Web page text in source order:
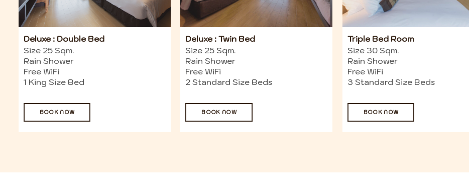
Deluxe : Double Bed
Size 25 Sqm.
Rain Shower
Free WiFi
1 King Size Bed
BOOK NOW
Deluxe : Twin Bed
Size 25 Sqm.
Rain Shower
Free WiFi
2 Standard Size Beds
BOOK NOW
Triple Bed Room
Size 30 Sqm.
Rain Shower
Free WiFi
3 Standard Size Beds
BOOK NOW